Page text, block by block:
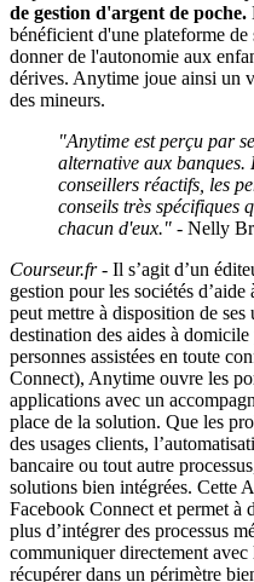
de gestion d'argent de poche.
bénéficient d'une plateforme
donner de l'autonomie aux
dérives. Anytime joue ainsi un
des mineurs.
"Anytime est perçu par
alternative aux banques.
conseillers réactifs, les
conseils très spécifiques
chacun d'eux." - Nelly
Courseur.fr- Il s’agit d’un
gestion pour les sociétés
peut mettre à disposition de ses
destination des aides à
personnes assistées en toute
Connect), Anytime ouvre les
applications avec un
place de la solution. Que les
des usages clients,
bancaire ou tout autre
solutions bien intégrées. Cette
Facebook Connect et permet à
plus d’intégrer des processus
communiquer directement
récupérer dans un périmètre